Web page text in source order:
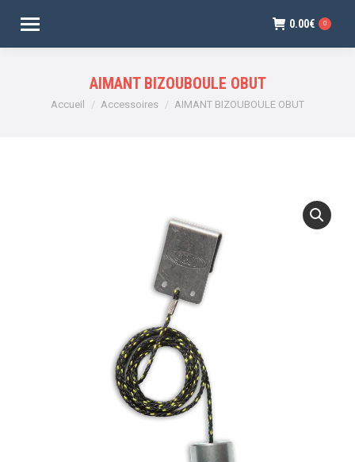
0.00€ 0
AIMANT BIZOUBOULE OBUT
Vous êtes ici :
Accueil Accessoires AIMANT BIZOUBOULE OBUT